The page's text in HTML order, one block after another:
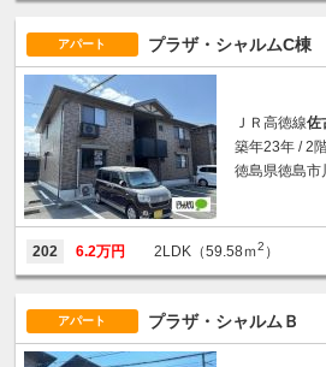
アパート プラザ・シャルムC棟
ＪＲ高徳線佐
築年23年 / 2
徳島県徳島市
202 6.2万円 2LDK（59.58ｍ2 ）
アパート プラザ・シャルムＢ